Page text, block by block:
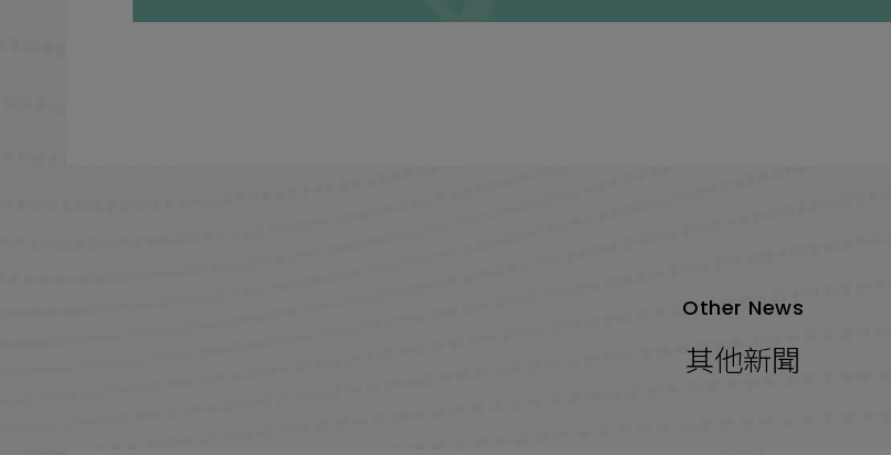
Other News
其他新聞